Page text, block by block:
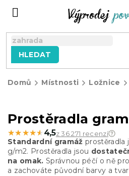
HLEDAT
Domů Místnosti Ložnice
Prostěradla
★★★★★
★★★★★ 4,5z 36 271 recenzí
Standardní gramáž prostěradla
g/m2. Prostěradla jsou
na omak. Správnou péčí o ně
a zachováte původní barvy a